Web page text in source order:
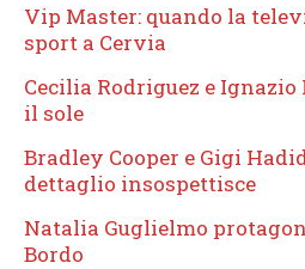
Vip Master: quando la
sport a Cervia
Cecilia Rodriguez e
il sole
Bradley Cooper e Gigi
dettaglio insospettisce
Natalia Guglielmo
Bordo